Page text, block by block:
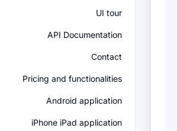
UI tour
API Documentation
Contact
Pricing and functionalities
Android application
iPhone iPad application